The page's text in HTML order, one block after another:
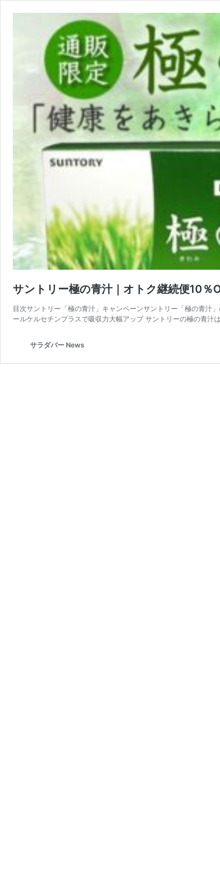
サントリー極の青汁｜オトク継続便10
目次サントリー「極の青汁」キャンペーンサントリー「極の青汁
ールケルセチンプラスで吸収力大幅アップ サントリーの極の青
サラダバー News